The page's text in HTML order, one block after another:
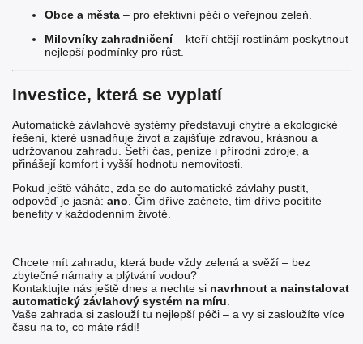
Obce a města – pro efektivní péči o veřejnou zeleň.
Milovníky zahradničení– kteří chtějí rostlinám poskytnout
nejlepší podmínky pro růst.
Investice, která se vyplatí
Automatické závlahové systémy představují chytré a ekologické
řešení, které usnadňuje život a zajišťuje zdravou, krásnou a
udržovanou zahradu. Šetří čas, peníze i přírodní zdroje, a
přinášejí komfort i vyšší hodnotu nemovitosti.
Pokud ještě váháte, zda se do automatické závlahy pustit,
odpověď je jasná: ano. Čím dříve začnete, tím dříve pocítíte
benefity v každodenním životě.
Chcete mít zahradu, která bude vždy zelená a svěží – bez
zbytečné námahy a plýtvání vodou?
Kontaktujte nás ještě dnes a nechte si navrhnout a nainstalovat
automatický závlahový systém na míru.
Vaše zahrada si zaslouží tu nejlepší péči – a vy si zasloužíte více
času na to, co máte rádi!